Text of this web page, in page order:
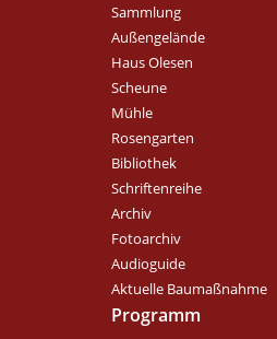
Sammlung
Außengelände
Haus Olesen
Scheune
Mühle
Rosengarten
Bibliothek
Schriftenreihe
Archiv
Fotoarchiv
Audioguide
Aktuelle Baumaßnahme
Programm